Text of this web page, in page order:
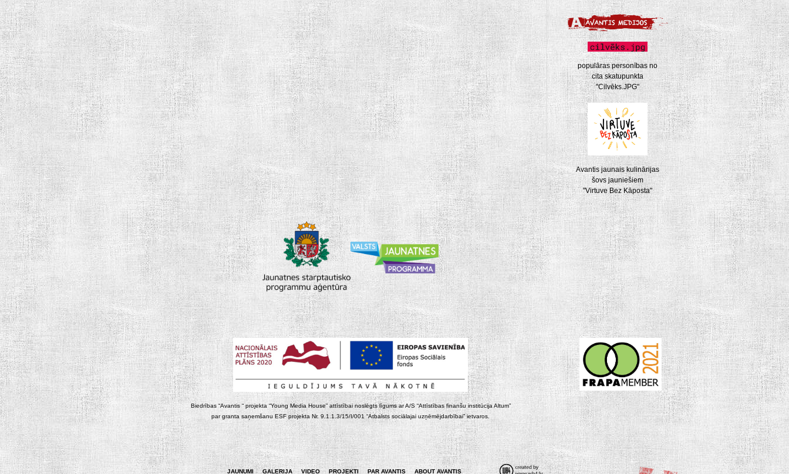
populāras personības no
cita skatupunkta
"Cilvēks.JPG"
Avantis jaunais kulinārijas
šovs jauniešiem
"Virtuve Bez Kāposta"
Biedrības “Avantis “ projekta “Young Media House” attīstībai noslēgts līgums ar A/S “Attīstības finanšu institūcija Altum”
par granta saņemšanu ESF projekta Nr. 9.1.1.3/15/I/001 “Atbalsts sociālajai uzņēmējdarbībai” ietvaros.
JAUNUMI GALERIJA VIDEO PROJEKTI PAR AVANTIS ABOUT AVANTIS